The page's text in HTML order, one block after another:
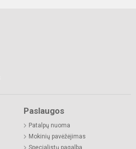
Paslaugos
Patalpų nuoma
Mokinių pavėžėjimas
Specialistų pagalba